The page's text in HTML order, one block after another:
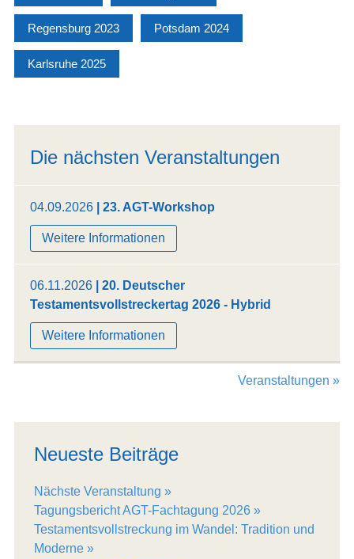
Regensburg 2023 Potsdam 2024
Karlsruhe 2025
Die nächsten Veranstaltungen
04.09.2026| 23. AGT-Workshop
Weitere Informationen
06.11.2026| 20. Deutscher
Testamentsvollstreckertag 2026 - Hybrid
Weitere Informationen
Veranstaltungen »
Neueste Beiträge
Nächste Veranstaltung
Tagungsbericht AGT-Fachtagung 2026
Testamentsvollstreckung im Wandel: Tradition und
Moderne